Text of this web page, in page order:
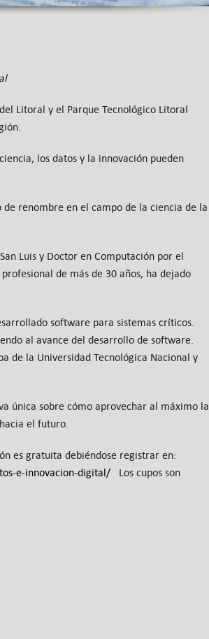
Litoral y el Parque Tecnológico Litoral
los datos y la innovación pueden
renombre en el campo de la ciencia de la
Luis y Doctor en Computación por el
de más de 30 años, ha dejado
software para sistemas críticos.
al avance del desarrollo de software.
de la Universidad Tecnológica Nacional y
única sobre cómo aprovechar al máximo la
el futuro.
es gratuita debiéndose registrar en:
e-innovacion-digital/ Los cupos son